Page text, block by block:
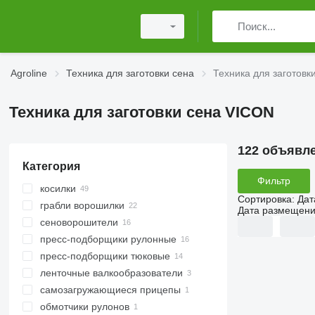
Agroline Техника для заготовки сена Техника для
Техника для заготовки сена VICON
Категория
косилки
роторные косилки
косилки-плющилки
косилки для обочин
грабли ворошилки
сеноворошители
пресс-подборщики рулонные
пресс-подборщики тюковые
ленточные валкообразователи
самозагружающиеся прицепы
обмотчики рулонов
122
Фильтр
Сортировка:
Дата